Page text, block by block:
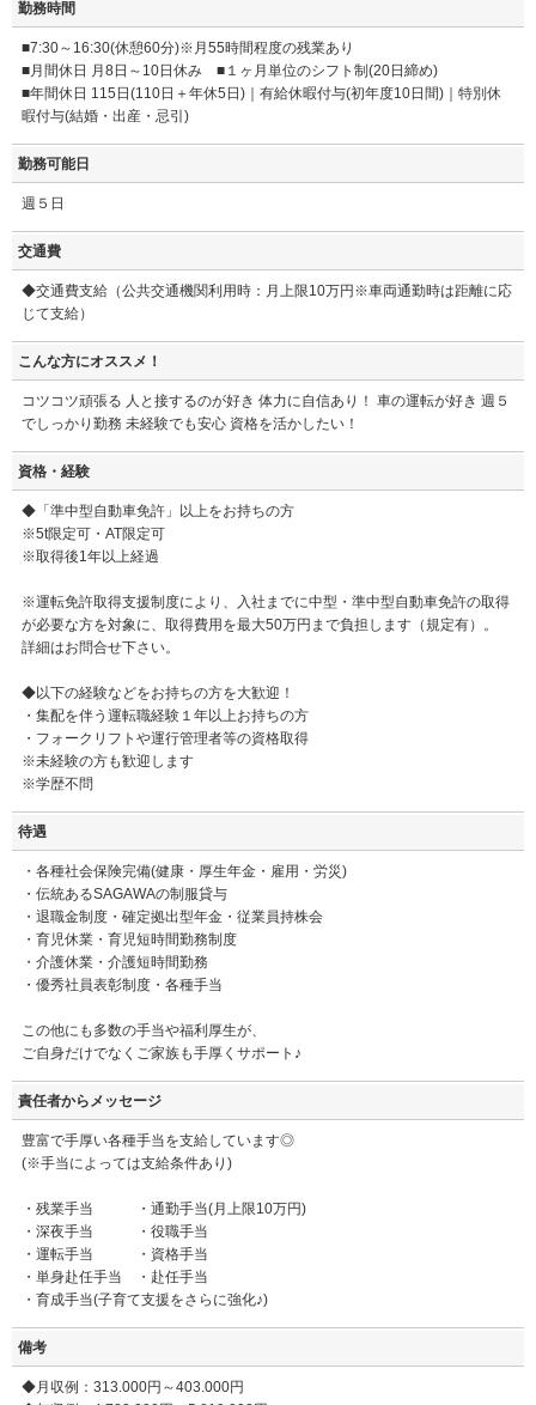
勤務時間
■7:30～16:30(休憩60分)※月55時間程度の残業あり
■月間休日 月8日～10日休み ■１ヶ月単位のシフト制(20日締め)
■年間休日 115日(110日＋年休5日)｜有給休暇付与(初年度10日間)｜特別休
暇付与(結婚・出産・忌引)
勤務可能日
週５日
交通費
◆交通費支給（公共交通機関利用時：月上限10万円※車両通勤時は距離に応
じて支給）
こんな方にオススメ！
コツコツ頑張る 人と接するのが好き 体力に自信あり！ 車の運転が好き 週５
でしっかり勤務 未経験でも安心 資格を活かしたい！
資格・経験
◆「準中型自動車免許」以上をお持ちの方
※5t限定可・AT限定可
※取得後1年以上経過
※運転免許取得支援制度により、入社までに中型・準中型自動車免許の取得
が必要な方を対象に、取得費用を最大50万円まで負担します（規定有）。
詳細はお問合せ下さい。
◆以下の経験などをお持ちの方を大歓迎！
・集配を伴う運転職経験１年以上お持ちの方
・フォークリフトや運行管理者等の資格取得
※未経験の方も歓迎します
※学歴不問
待遇
・各種社会保険完備(健康・厚生年金・雇用・労災)
・伝統あるSAGAWAの制服貸与
・退職金制度・確定拠出型年金・従業員持株会
・育児休業・育児短時間勤務制度
・介護休業・介護短時間勤務
・優秀社員表彰制度・各種手当
この他にも多数の手当や福利厚生が、
ご自身だけでなくご家族も手厚くサポート♪
責任者からメッセージ
豊富で手厚い各種手当を支給しています◎
(※手当によっては支給条件あり)
・残業手当 ・通勤手当(月上限10万円)
・深夜手当 ・役職手当
・運転手当 ・資格手当
・単身赴任手当 ・赴任手当
・育成手当(子育て支援をさらに強化♪)
備考
◆月収例：313.000円～403.000円